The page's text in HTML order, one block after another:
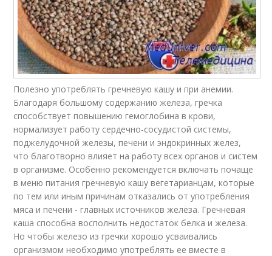
Полезно употреблять гречневую кашу и при анемии.
Благодаря большому содержанию железа, гречка
способствует повышению гемоглобина в крови,
нормализует работу сердечно-сосудистой системы,
поджелудочной железы, печени и эндокринных желез,
что благотворно влияет на работу всех органов и систем
в организме. Особенно рекомендуется включать почаще
в меню питания гречневую кашу вегетарианцам, которые
по тем или иным причинам отказались от употребления
мяса и печени - главных источников железа. Гречневая
каша способна восполнить недостаток белка и железа.
Но чтобы железо из гречки хорошо усваивались
организмом необходимо употреблять ее вместе в